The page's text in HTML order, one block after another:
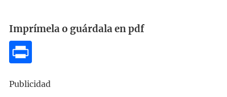
Imprímela o guárdala en pdf
Publicidad